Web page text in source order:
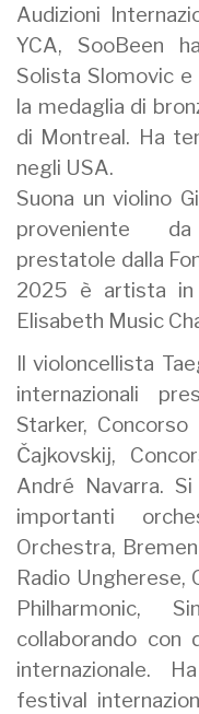
Audizioni
YCA, SooBeen
Solista Slomovic
la medaglia di
di Montreal. Ha
negli USA.
Suona un violino
proveniente
prestatole dalla
2025 è artista in
Elisabeth Music
Il violoncellista
internazionali
Starker,
Čajkovskij,
André Navarra.
importanti
Orchestra,
Radio Ungherese,
Philharmonic,
collaborando
internazionale.
festival